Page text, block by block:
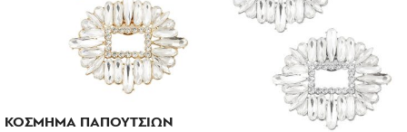
ΚΟΣΜΗΜΑ ΠΑΠΟΥΤΣΙΩΝ